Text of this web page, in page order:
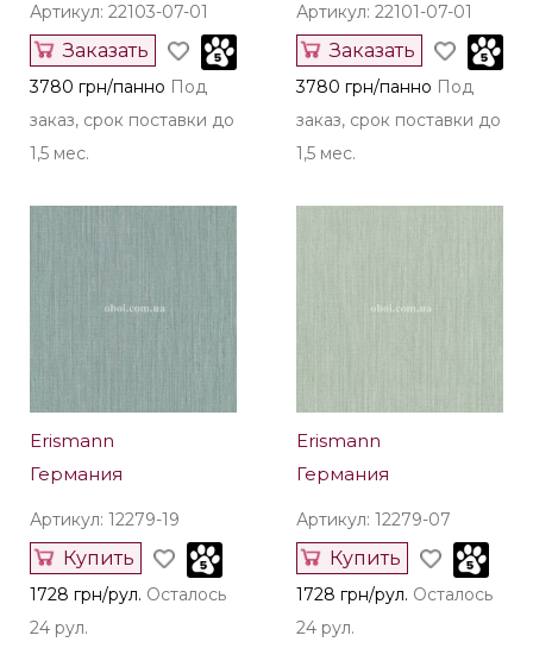
Артикул: 22103-07-01
Заказать
3780 грн/панно Под
заказ, срок поставки до
1,5 мес.
Артикул: 22101-07-01
Заказать
3780 грн/панно Под
заказ, срок поставки до
1,5 мес.
Erismann
Германия
Артикул: 12279-19
Купить
1728 грн/рул. Осталось
24 рул.
Erismann
Германия
Артикул: 12279-07
Купить
1728 грн/рул. Осталось
24 рул.